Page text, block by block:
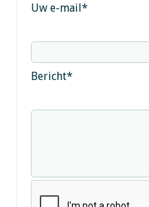
Uw e-mail*
Bericht*